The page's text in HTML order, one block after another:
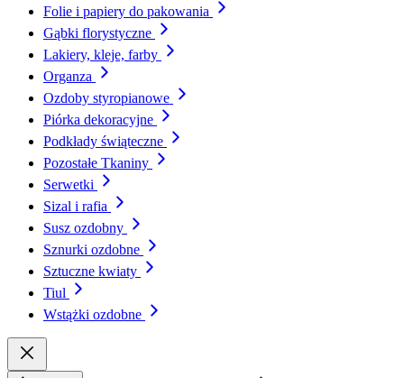
Folie i papiery do pakowania
Gąbki florystyczne
Lakiery, kleje, farby
Organza
Ozdoby styropianowe
Piórka dekoracyjne
Podkłady świąteczne
Pozostałe Tkaniny
Serwetki
Sizal i rafia
Susz ozdobny
Sznurki ozdobne
Sztuczne kwiaty
Tiul
Wstążki ozdobne